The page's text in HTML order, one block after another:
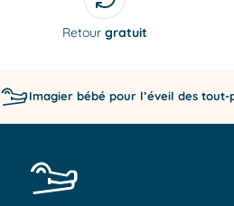
Retour gratuit
Imagier bébé pour l’éveil des